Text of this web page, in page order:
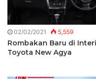
02/02/2021 5,559
Rombakan Baru di
Toyota New Agya